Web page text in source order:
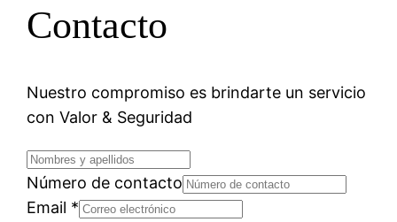
Contacto
Nuestro compromiso es brindarte un servicio
con Valor & Seguridad
Número de contacto
Email *